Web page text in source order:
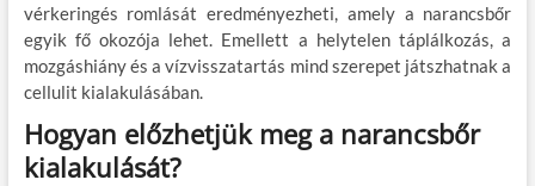
vérkeringés romlását eredményezheti, amely a narancsbőr
egyik fő okozója lehet. Emellett a helytelen táplálkozás, a
mozgáshiány és a vízvisszatartás mind szerepet játszhatnak a
cellulit kialakulásában.
Hogyan előzhetjük meg a narancsbőr
kialakulását?